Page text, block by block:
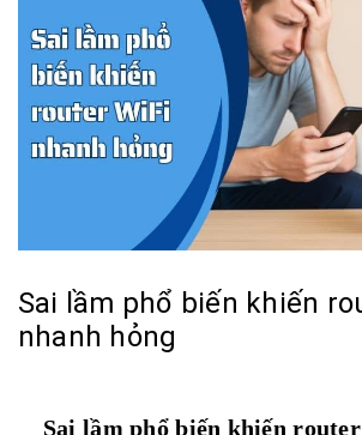
Sai lầm phổ biến khiến
nhanh hỏng
Sai lầm phổ biến khiến